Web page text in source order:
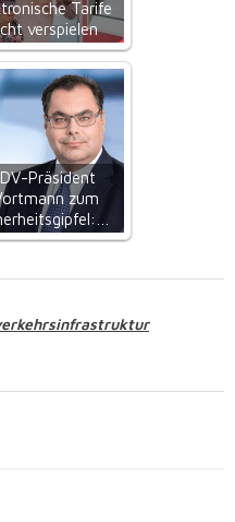
Tarife
verspielen
Präsident
zum